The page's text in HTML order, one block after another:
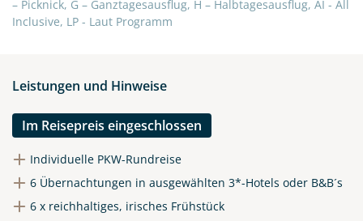
– Picknick, G – Ganztagesausflug, H – Halbtagesausflug, AI - All
Inclusive, LP - Laut Programm
Leistungen und Hinweise
Im Reisepreis eingeschlossen
Individuelle PKW-Rundreise
6 Übernachtungen in ausgewählten 3*-Hotels oder B&B´s
6 x reichhaltiges, irisches Frühstück